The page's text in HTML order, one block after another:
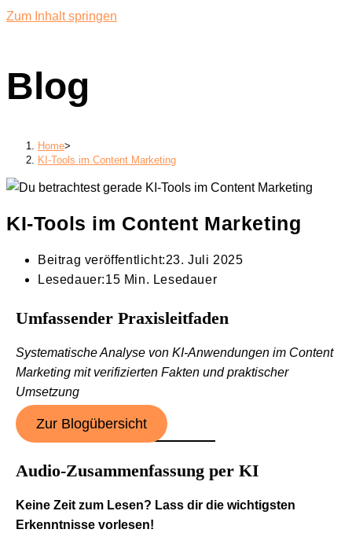
Zum Inhalt springen
Blog
Home>
KI-Tools im Content Marketing
KI-Tools im Content Marketing
Beitrag veröffentlicht:23. Juli 2025
Lesedauer:15 Min. Lesedauer
Umfassender Praxisleitfaden
Systematische Analyse von KI-Anwendungen im Content
Marketing mit verifizierten Fakten und praktischer
Umsetzung
Zur Blogübersicht
Audio-Zusammenfassung per KI
Keine Zeit zum Lesen? Lass dir die wichtigsten
Erkenntnisse vorlesen!